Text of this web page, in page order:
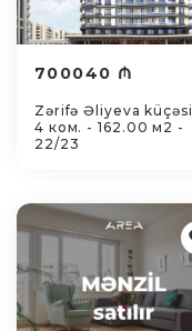
700040 ₼
Zərifə Əliyeva küçəsi
4 ком. - 162.00 м2 -
22/23